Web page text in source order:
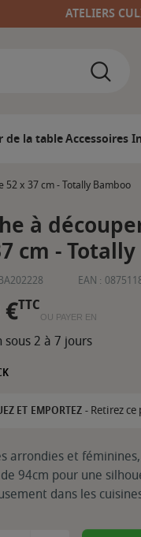
ATELIERS
de la tableAccessoires
x 37 cm - Totally Bamboo
à
cm -
EAN :
TTC
OU PAYER EN
sous 2 à 7 jours
ET EMPORTEZ -Retirez
arrondies et
94cm pour une
dans les